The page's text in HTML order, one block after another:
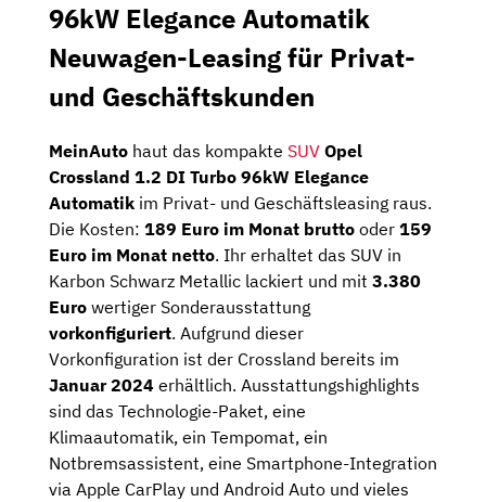
96kW Elegance Automatik
Neuwagen-Leasing für Privat-
und Geschäftskunden
MeinAuto haut das kompakte SUV Opel
Crossland 1.2 DI Turbo 96kW Elegance
Automatik im Privat- und Geschäftsleasing raus.
Die Kosten: 189 Euro im Monat brutto oder 159
Euro im Monat netto. Ihr erhaltet das SUV in
Karbon Schwarz Metallic lackiert und mit 3.380
Euro wertiger Sonderausstattung
vorkonfiguriert. Aufgrund dieser
Vorkonfiguration ist der Crossland bereits im
Januar 2024 erhältlich. Ausstattungshighlights
sind das Technologie-Paket, eine
Klimaautomatik, ein Tempomat, ein
Notbremsassistent, eine Smartphone-Integration
via Apple CarPlay und Android Auto und vieles